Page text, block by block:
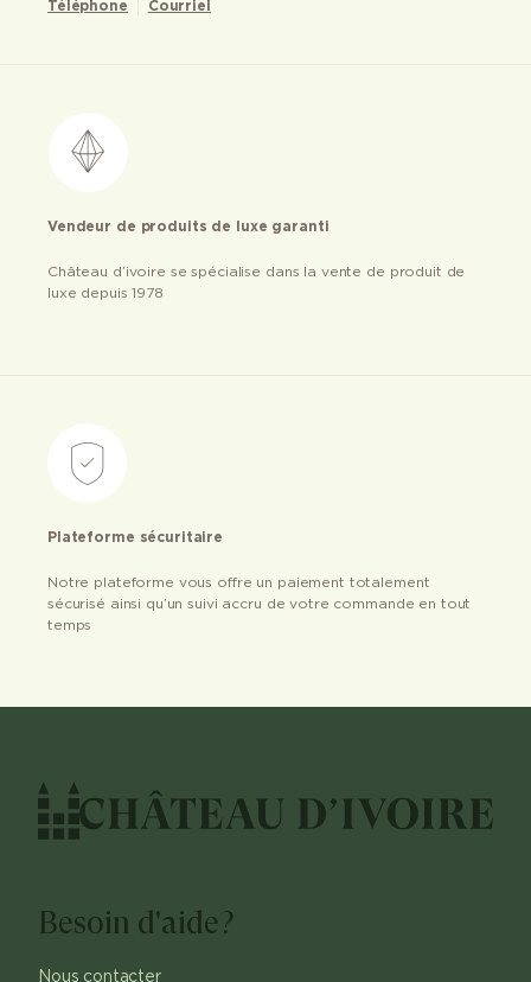
Téléphone Courriel
Vendeur de produits de luxe garanti
Château d’ivoire se spécialise dans la vente de produit de
luxe depuis 1978
Plateforme sécuritaire
Notre plateforme vous offre un paiement totalement
sécurisé ainsi qu’un suivi accru de votre commande en tout
temps
Besoin d'aide?
Nous contacter